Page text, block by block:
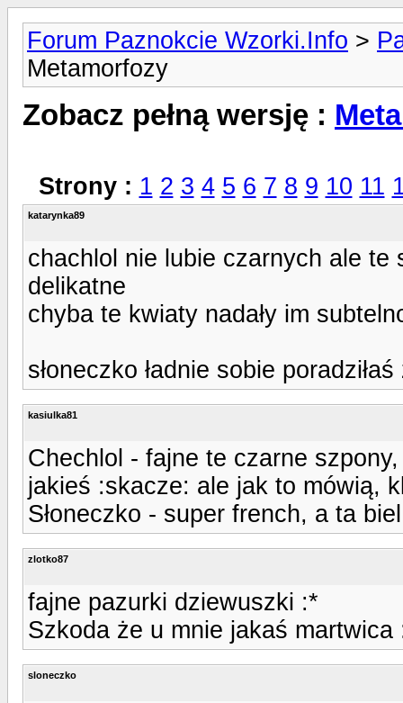
Forum Paznokcie Wzorki.Info >
Metamorfozy
Zobacz pełną wersję :
Strony : 1 2 3 4 5 6 7 8 9 10 11
katarynka89
chachlol nie lubie czarnych ale te
delikatne
chyba te kwiaty nadały im
słoneczko ładnie sobie
kasiulka81
Chechlol - fajne te czarne
jakieś :skacze: ale jak to mówią,
Słoneczko - super french, a ta
zlotko87
fajne pazurki dziewuszki :*
Szkoda że u mnie jakaś martwica
sloneczko